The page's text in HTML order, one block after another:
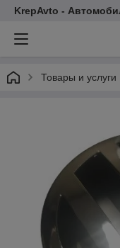
KrepAvto -
Товары и услуги